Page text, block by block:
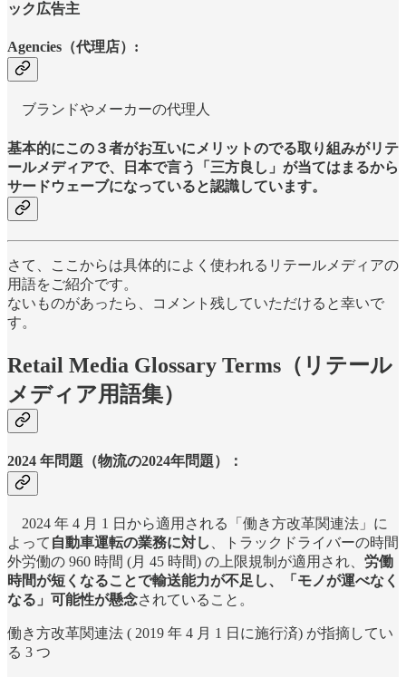
ック広告主
Agencies（代理店）:
ブランドやメーカーの代理人
基本的にこの３者がお互いにメリットのでる取り組みがリテ
ールメディアで、日本で言う「 三方良し 」が当てはまるから
サードウェーブになっていると認識しています。
さて、ここからは具体的によく使われるリテールメディアの
用語をご紹介です。
ないものがあったら、コメント残していただけると幸いで
す。
Retail Media Glossary Terms（リテール
メディア用語集）
2024 年問題（物流の2024年問題） ：
2024 年 4 月 1 日から適用される「働き方改革関連法」に
よって 自動車運転の業務に対し 、トラックドライバーの時間
外労働の 960 時間 (月 45 時間) の上限規制が適用され、 労働
時間が短くなることで輸送能力が不足し、「モノが運べなく
なる」可能性が懸念されていること。
働き方改革関連法 ( 2019 年 4 月 1 日に施行済) が指摘してい
る 3 つ